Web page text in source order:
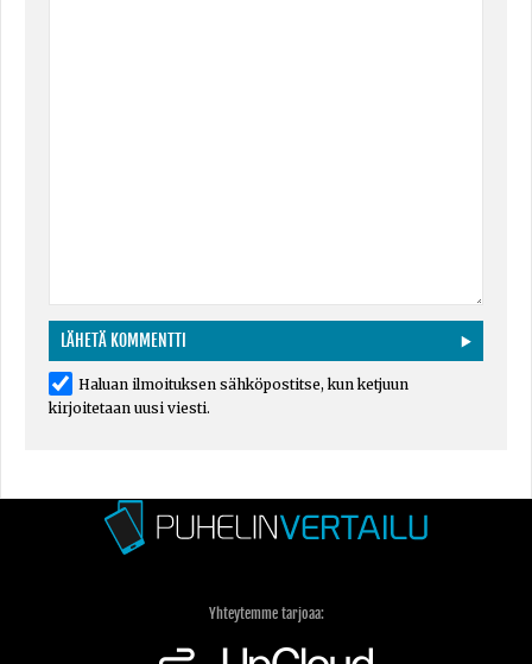
Haluan ilmoituksen sähköpostitse, kun ketjuun
kirjoitetaan uusi viesti.
Yhteytemme tarjoaa: